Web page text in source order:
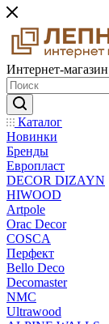
Интернет-
Каталог
Новинки
Бренды
Европласт
DECOR DIZAYN
HIWOOD
Artpole
Orac Decor
COSCA
Перфект
Bello Deco
Decomaster
NMС
Ultrawood